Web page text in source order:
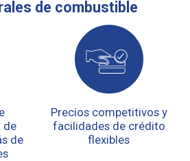
de combustible
de
de
Precios competitivos y
facilidades de crédito
flexibles